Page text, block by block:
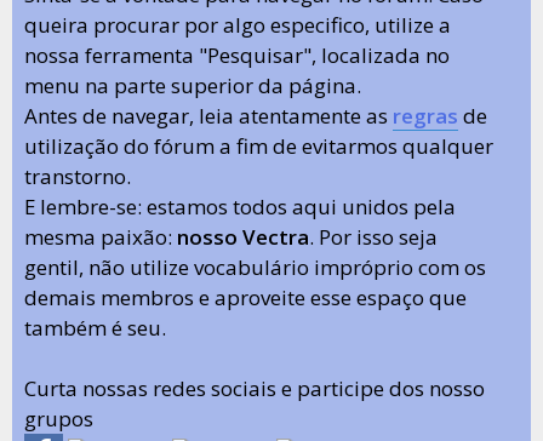
queira procurar por algo especifico, utilize a
nossa ferramenta "Pesquisar", localizada no
menu na parte superior da página.
Antes de navegar, leia atentamente as regras de
utilização do fórum a fim de evitarmos qualquer
transtorno.
E lembre-se: estamos todos aqui unidos pela
mesma paixão: nosso Vectra. Por isso seja
gentil, não utilize vocabulário impróprio com os
demais membros e aproveite esse espaço que
também é seu.
Curta nossas redes sociais e participe dos nosso
grupos